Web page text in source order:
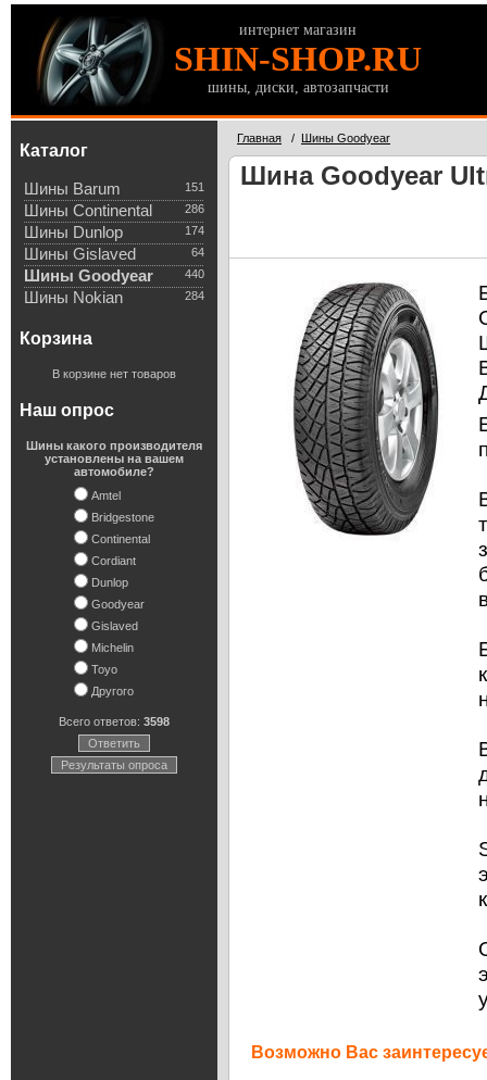
интернет магазин
SHIN-SHOP.RU
шины, диски, автозапчасти
Каталог
151
Шины Barum
286
Шины Continental
174
Шины Dunlop
64
Шины Gislaved
440
Шины Goodyear
284
Шины Nokian
Корзина
В корзине нет товаров
Наш опрос
Шины какого производителя
установлены на вашем
автомобиле?
Amtel
Bridgestone
Continental
Cordiant
Dunlop
Goodyear
Gislaved
Michelin
Toyo
Другого
Всего ответов: 3598
Ответить
Результаты опроса
Главная / Шины Goodyear
Шина Goodyear
Возможно Вас